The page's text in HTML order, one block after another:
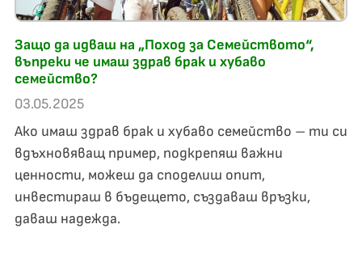
Защо да идваш на „Поход за Семейството“,
въпреки че имаш здрав брак и хубаво
семейство?
03.05.2025
Ако имаш здрав брак и хубаво семейство – ти си
вдъхновяващ пример, подкрепяш важни
ценности, можеш да споделиш опит,
инвестираш в бъдещето, създаваш връзки,
даваш надежда.